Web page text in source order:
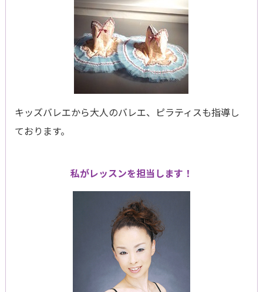
キッズバレエから大人のバレエ、ピラティスも指導し
ております。
私がレッスンを担当します！